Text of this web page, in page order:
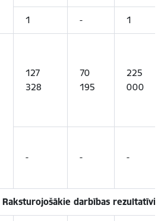
1 - 1
127
328
70
195
225
000
- - -
Raksturojošākie darbības